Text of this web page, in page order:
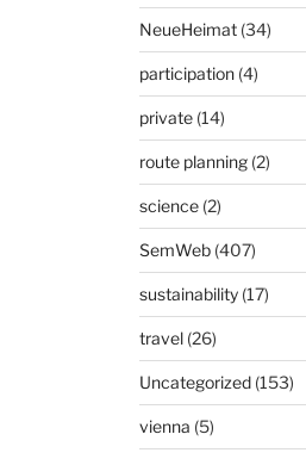
NeueHeimat(34)
participation(4)
private(14)
route planning(2)
science(2)
SemWeb(407)
sustainability(17)
travel(26)
Uncategorized(153)
vienna (5)